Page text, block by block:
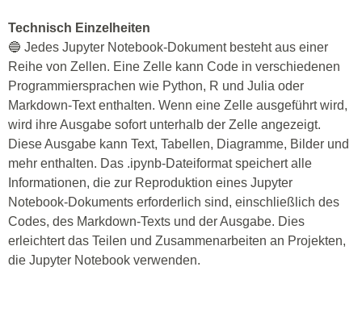
Technisch Einzelheiten
🔵 Jedes Jupyter Notebook-Dokument besteht aus einer
Reihe von Zellen. Eine Zelle kann Code in verschiedenen
Programmiersprachen wie Python, R und Julia oder
Markdown-Text enthalten. Wenn eine Zelle ausgeführt wird,
wird ihre Ausgabe sofort unterhalb der Zelle angezeigt.
Diese Ausgabe kann Text, Tabellen, Diagramme, Bilder und
mehr enthalten. Das .ipynb-Dateiformat speichert alle
Informationen, die zur Reproduktion eines Jupyter
Notebook-Dokuments erforderlich sind, einschließlich des
Codes, des Markdown-Texts und der Ausgabe. Dies
erleichtert das Teilen und Zusammenarbeiten an Projekten,
die Jupyter Notebook verwenden.